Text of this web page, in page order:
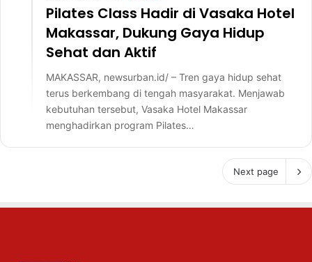
Pilates Class Hadir di Vasaka Hotel
Makassar, Dukung Gaya Hidup
Sehat dan Aktif
MAKASSAR, newsurban.id/ – Tren gaya hidup sehat
terus berkembang di tengah masyarakat. Menjawab
kebutuhan tersebut, Vasaka Hotel Makassar
menghadirkan program Pilates…
Next page